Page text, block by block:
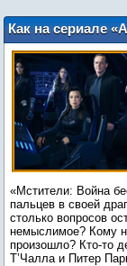
Как на сериале
отразились
«Мстители:
«Мстители: Война
пальцев в своей
столько вопросов
немыслимое? Кому
произошло? Кто-то
Т’Чалла и Питер